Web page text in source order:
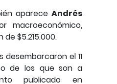
aparece Andrés
macroeconómico,
$5.215.000.
desembarcaron el 11
de los que son a
publicado en